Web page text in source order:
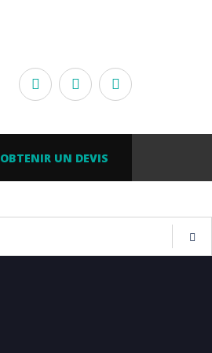
OBTENIR UN DEVIS